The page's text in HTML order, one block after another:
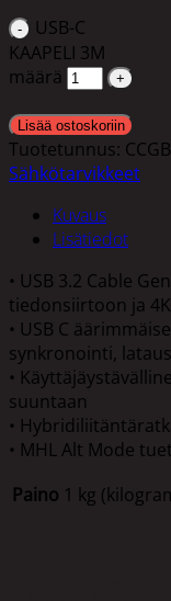
USB-C
KAAPELI 3M
määrä
Lisää ostoskoriin
Tuotetunnus:
Sähkötarvikkeet
Kuvaus
Lisätiedot
• USB 3.2 Cable
tiedonsiirtoon ja
• USB C
synkronointi,
•
suuntaan
•
• MHL Alt Mode
Paino 1 kg